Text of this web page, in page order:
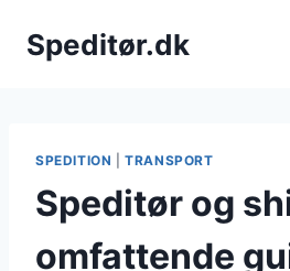
Speditør.dk
SPEDITION |TRANSPORT
Speditør og
omfattende